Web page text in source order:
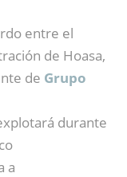
entre el
de Hoasa,
de Grupo
durante
a